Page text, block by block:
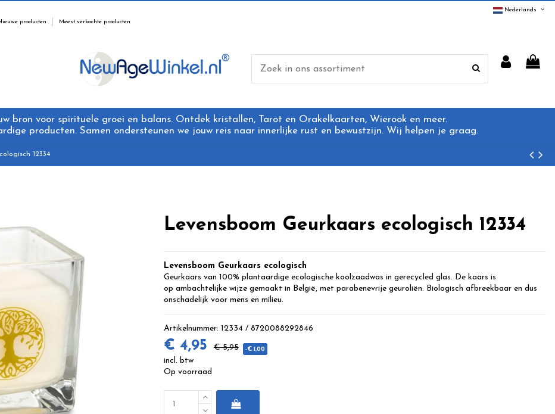
producten Meest verkochte producten
Nederlands
bron voor spirituele groei en balans. Ontdek kristallen, Tarot en Orakelkaarten, Wierook en meer.
producten. Samen ondersteunen we jouw reis naar innerlijke rust en bewustzijn. Wij helpen je graag.
12334
Levensboom Geurkaars ecologisch 12334
Levensboom Geurkaars ecologisch
Geurkaars van 100% plantaardige ecologische koolzaadwas in gerecycled glas. De kaars is
op ambachtelijke wijze gemaakt in België, met parabenevrije geuroliën. Biologisch afbreekbaar en dus
onschadelijk voor mens en milieu.
Artikelnummer: 12334 / 8720088292846
€ 4,95 € 5,95 -€ 1,00
incl. btw
Op voorraad